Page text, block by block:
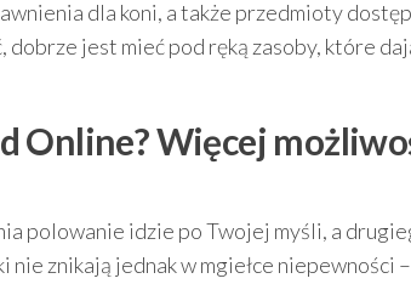
dla koni, a także przedmioty
jest mieć pod ręką zasoby, które
Online? Więcej
polowanie idzie po Twojej myśli, a
znikają jednak w mgiełce niepewności